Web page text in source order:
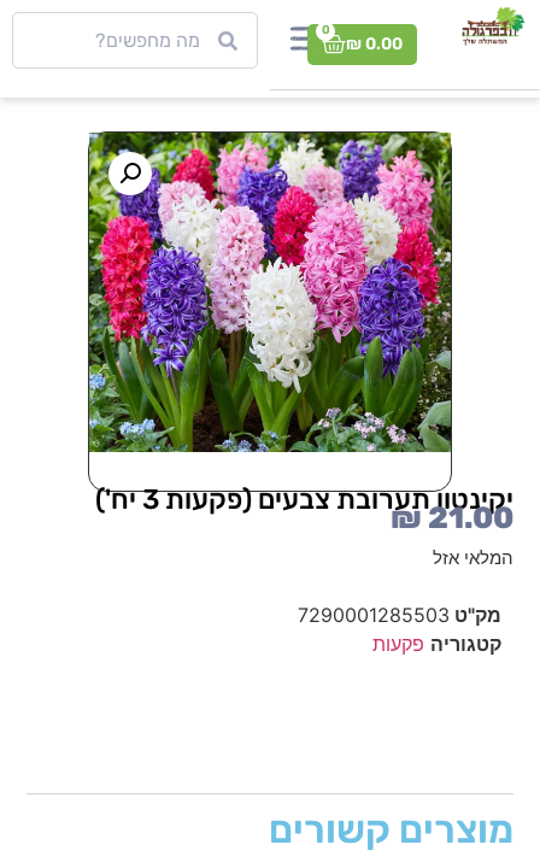
₪0.00
0
יקינטון תערובת צבעים (פקעות 3 יח')
₪21.00
המלאי אזל
מק"ט 7290001285503
קטגוריה פקעות
מוצרים קשורים